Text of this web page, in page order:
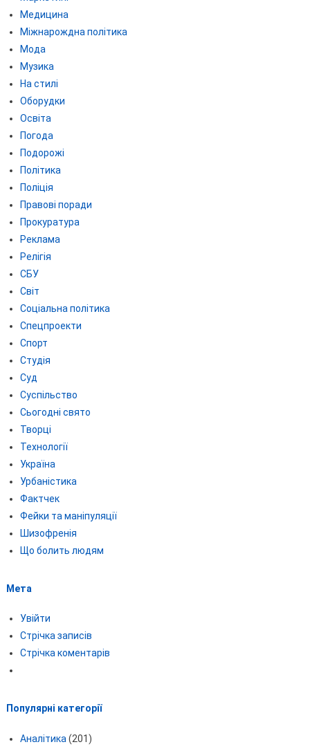
Медицина
Міжнарождна політика
Мода
Музика
На стилі
Оборудки
Освіта
Погода
Подорожі
Політика
Поліція
Правові поради
Прокуратура
Реклама
Релігія
СБУ
Світ
Соціальна політика
Спецпроекти
Спорт
Студія
Суд
Суспільство
Сьогодні свято
Творці
Технології
Україна
Урбаністика
Фактчек
Фейки та маніпуляції
Шизофренія
Що болить людям
Мета
Увійти
Стрічка записів
Стрічка коментарів
Популярні категорії
Аналітика (201)